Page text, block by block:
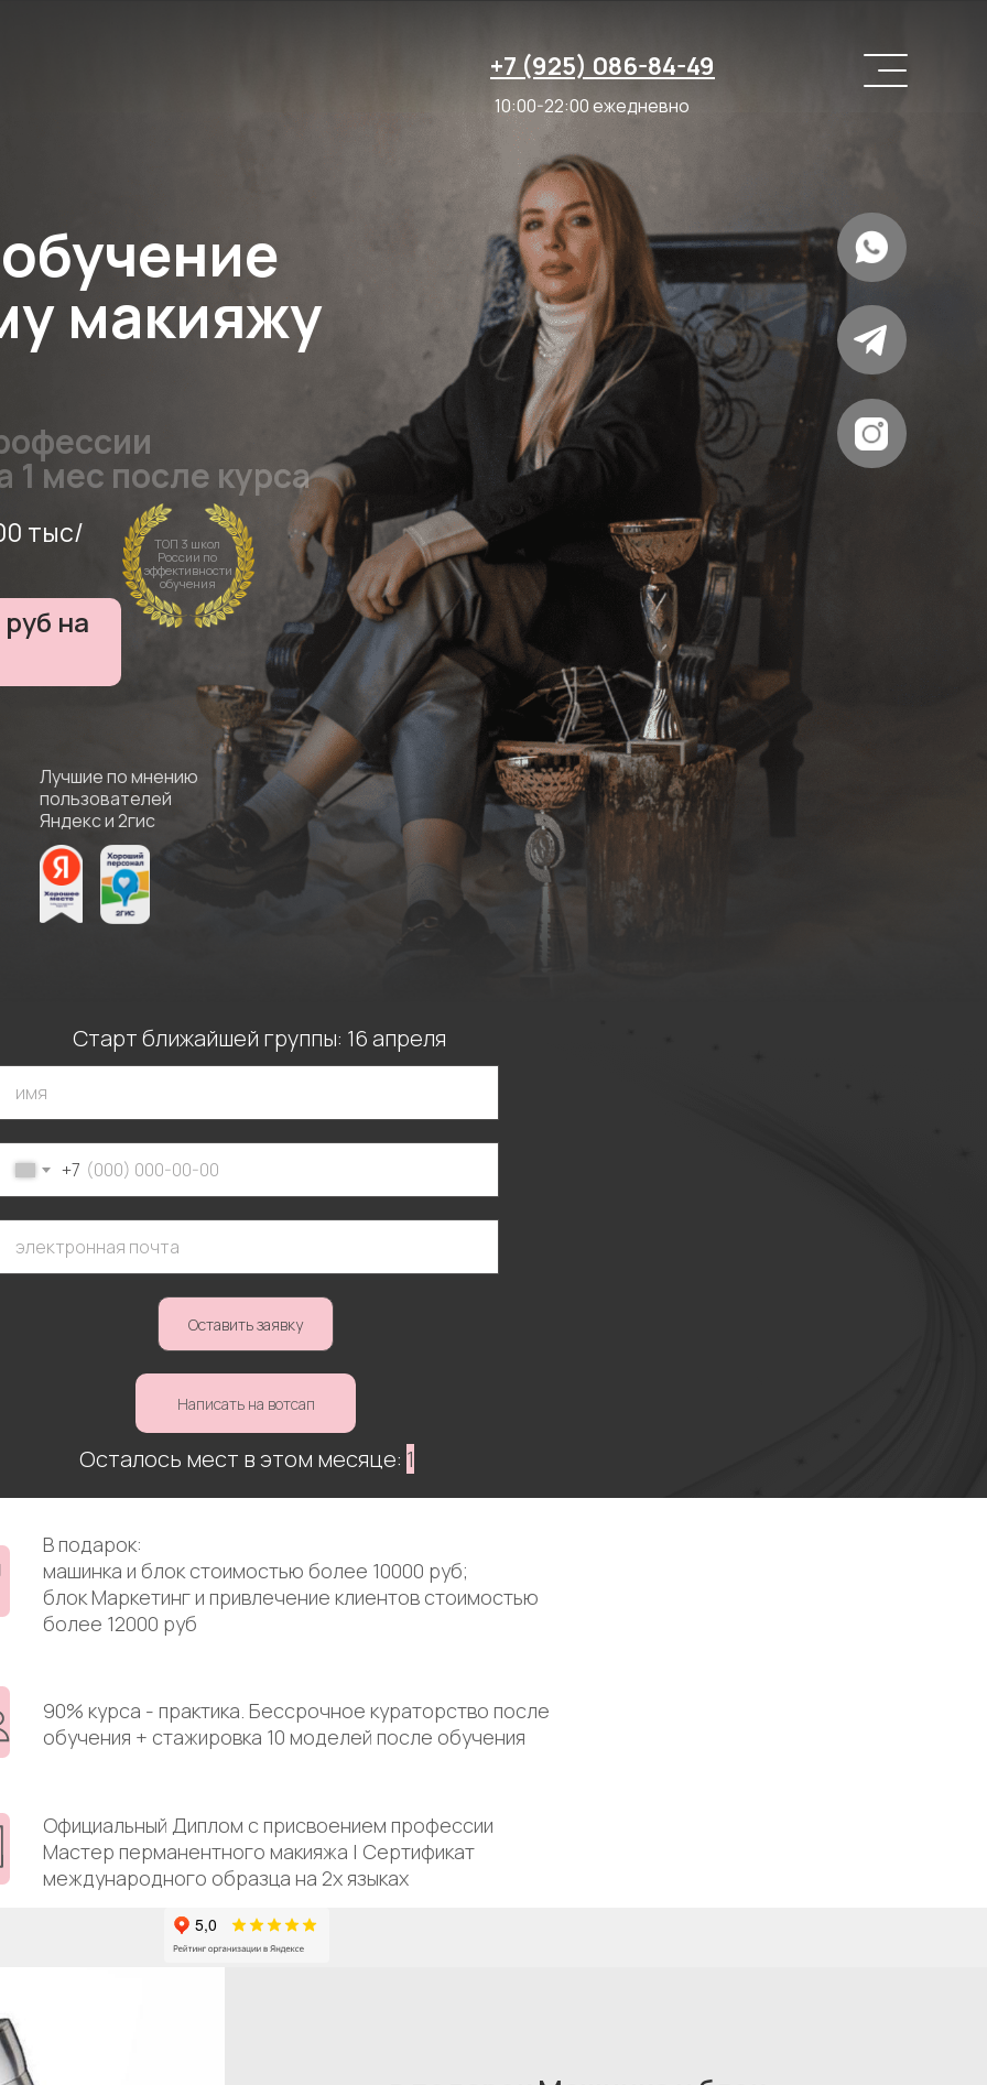
макияжу
1 мес после курса
+7 (925) 086-84-49
10:00-22:00 ежедневно
на
Лучшие по мнению
пользователей
Яндекс и 2гис
Лучшие
по мнению
пользователей
Яндекс и 2гис
тыс/
ТОП 3 школ
России по
эффективности
обучения
Яндекс и 2гис
+7
Оставить заявку
Старт ближайшей группы: 16 апреля
Осталось мест в этом месяце: 1
Написать на вотсап
В подарок:
машинка и блок стоимостью более 10000 руб;
блок Маркетинг и привлечение клиентов стоимостью
более 12000 руб
90% курса - практика. Бессрочное кураторство после
обучения + стажировка 10 моделей после обучения
Официальный Диплом с присвоением профессии
Мастер перманентного макияжа | Сертификат
международного образца на 2х языках